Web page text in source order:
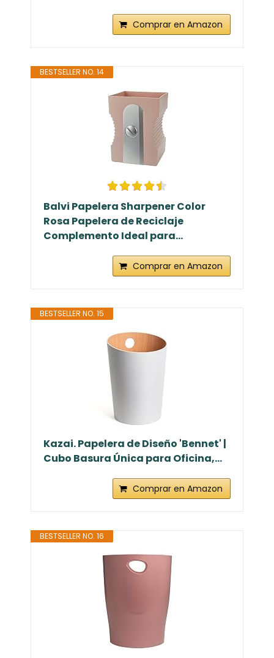
Comprar en Amazon
BESTSELLER NO. 14
Balvi Papelera Sharpener Color
Rosa Papelera de Reciclaje
Complemento Ideal para...
Comprar en Amazon
BESTSELLER NO. 15
Kazai. Papelera de Diseño 'Bennet' |
Cubo Basura Única para Oficina,...
Comprar en Amazon
BESTSELLER NO. 16